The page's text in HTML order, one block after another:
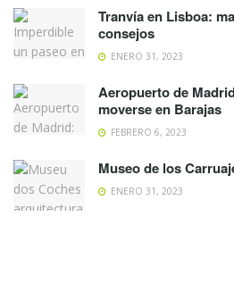
Tranvía en Lisboa:
consejos
ENERO 31, 2023
Aeropuerto de
moverse en Barajas
FEBRERO 6, 2023
Museo de los
ENERO 31, 2023